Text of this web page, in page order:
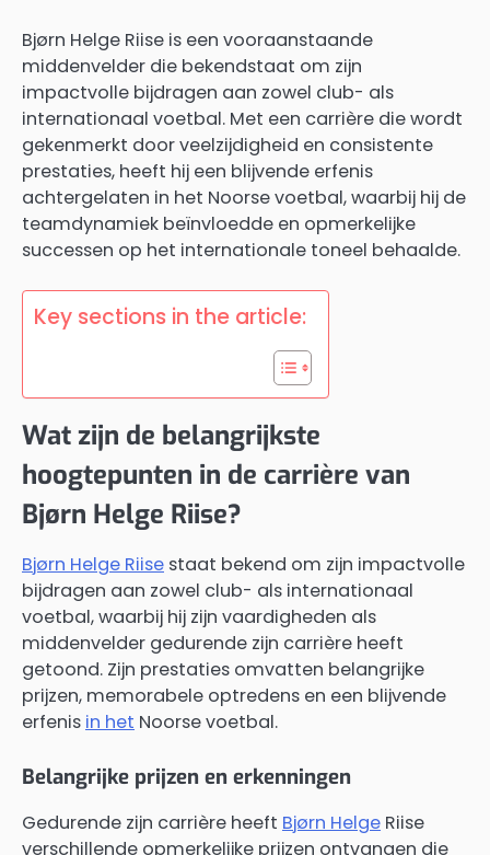
Bjørn Helge Riise is een vooraanstaande
middenvelder die bekendstaat om zijn
impactvolle bijdragen aan zowel club- als
internationaal voetbal. Met een carrière die wordt
gekenmerkt door veelzijdigheid en consistente
prestaties, heeft hij een blijvende erfenis
achtergelaten in het Noorse voetbal, waarbij hij de
teamdynamiek beïnvloedde en opmerkelijke
successen op het internationale toneel behaalde.
Key sections in the article:
Wat zijn de belangrijkste
hoogtepunten in de carrière van
Bjørn Helge Riise?
Bjørn Helge Riise staat bekend om zijn impactvolle
bijdragen aan zowel club- als internationaal
voetbal, waarbij hij zijn vaardigheden als
middenvelder gedurende zijn carrière heeft
getoond. Zijn prestaties omvatten belangrijke
prijzen, memorabele optredens en een blijvende
erfenis in het Noorse voetbal.
Belangrijke prijzen en erkenningen
Gedurende zijn carrière heeft Bjørn Helge Riise
verschillende opmerkelijke prijzen ontvangen die